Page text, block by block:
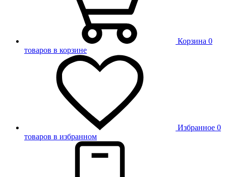
Корзина 0
товаров в корзине
Избранное 0
товаров в избранном